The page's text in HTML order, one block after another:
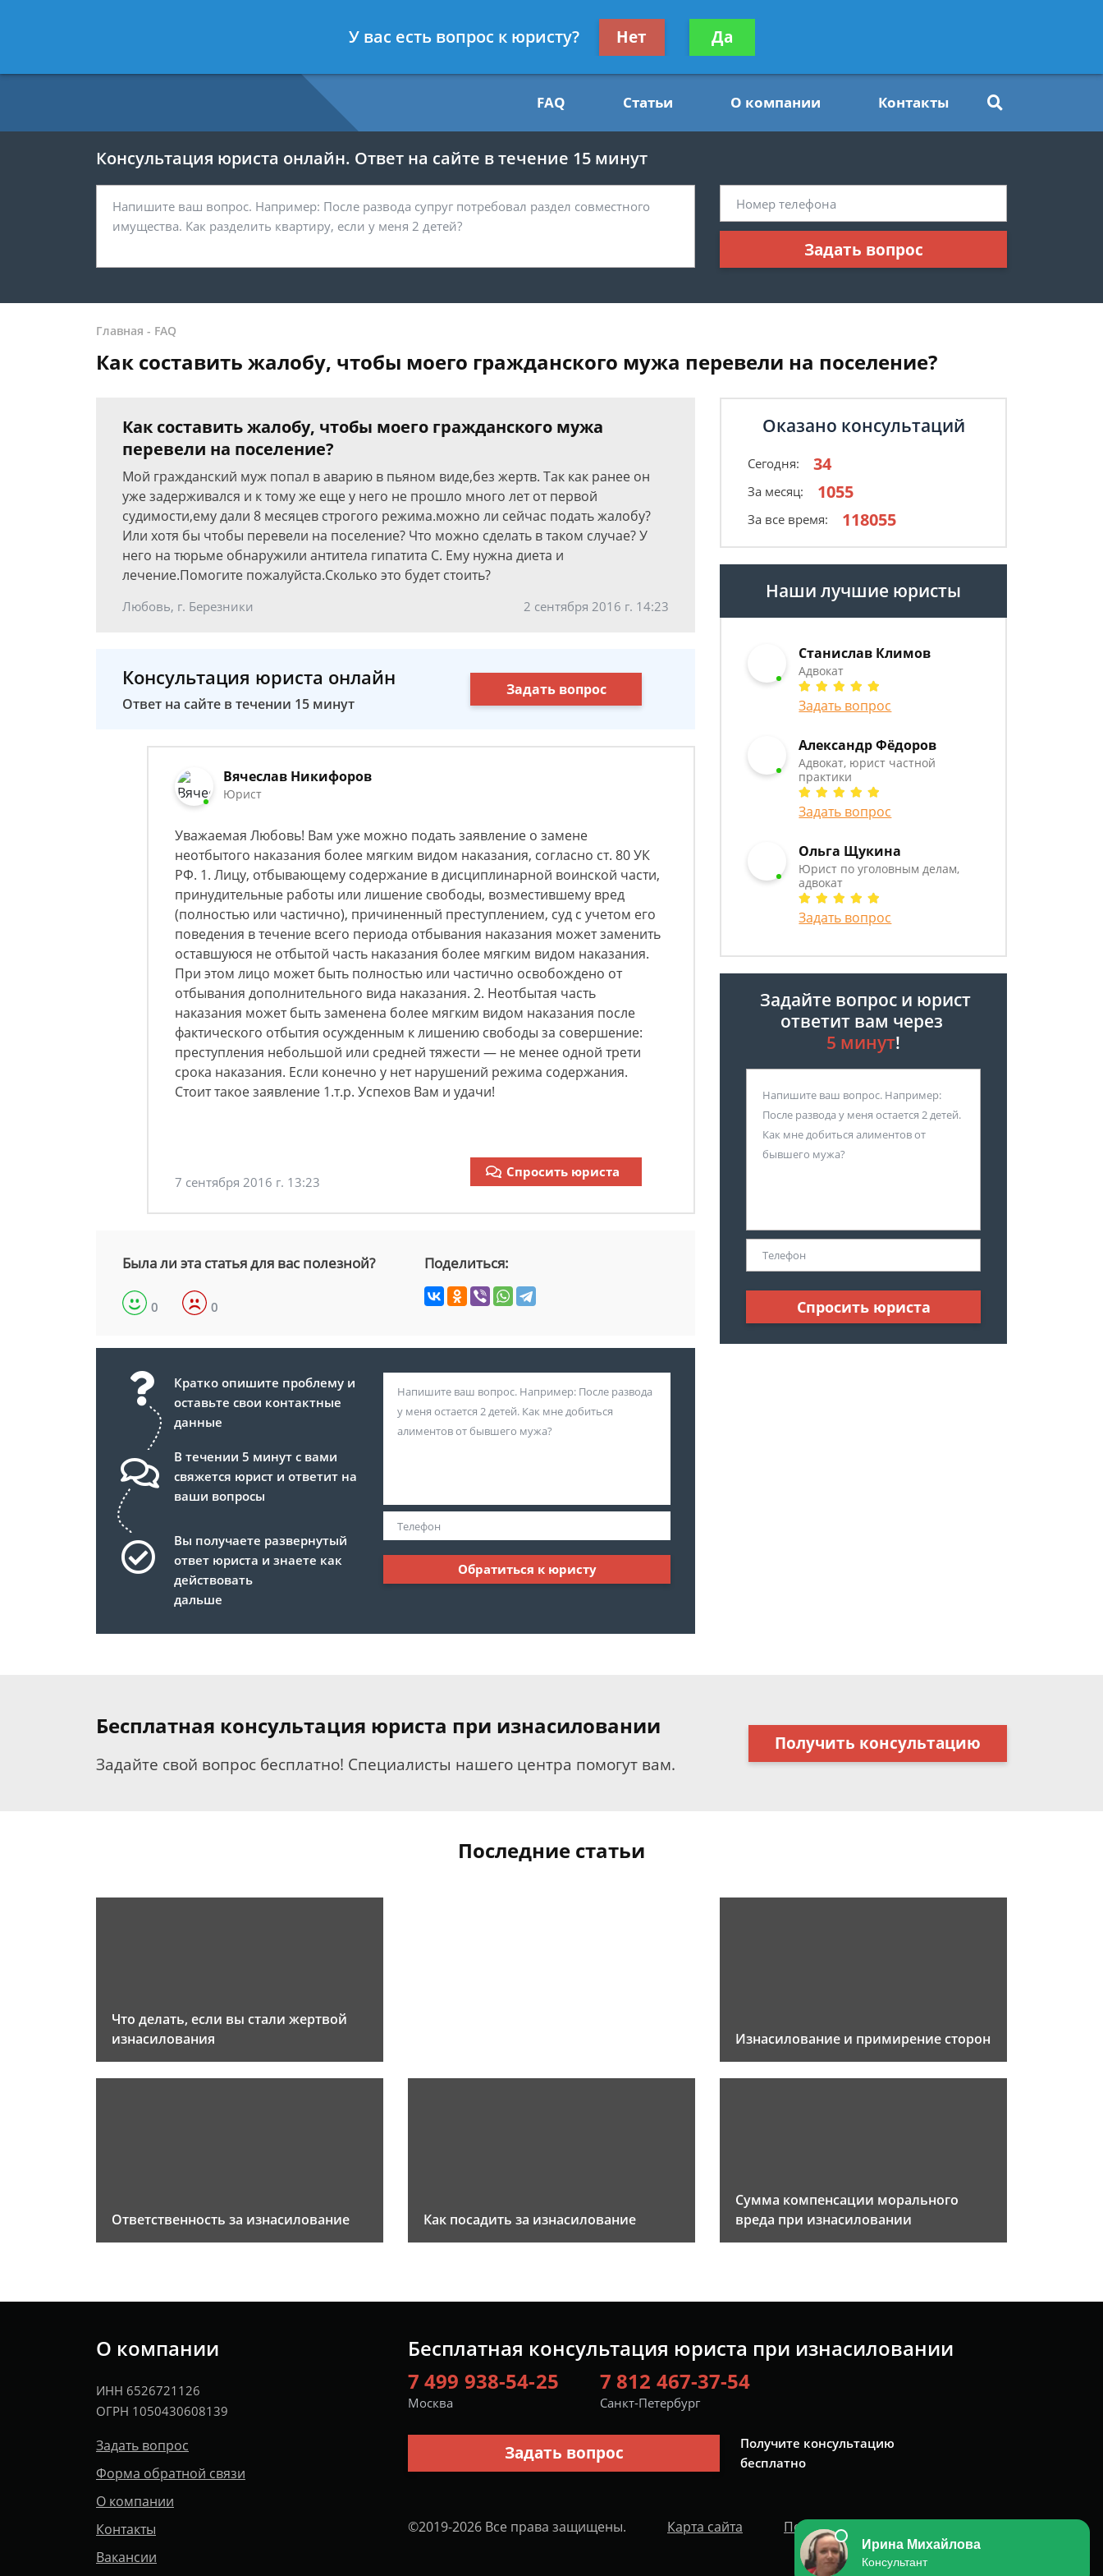
7 812 467-37-54
Получите консультацию
бесплатно
FAQ Статьи О компании Контакты
Консультация юриста онлайн. Ответ на сайте в течение 15 минут
Задать вопрос
Главная - FAQ
Как составить жалобу, чтобы моего гражданского мужа перевели на поселение?
Как составить жалобу, чтобы моего гражданского мужа
перевели на поселение?
Мой гражданский муж попал в аварию в пьяном виде,без жертв. Так как ранее он
уже задерживался и к тому же еще у него не прошло много лет от первой
судимости,ему дали 8 месяцев строгого режима.можно ли сейчас подать жалобу?
Или хотя бы чтобы перевели на поселение? Что можно сделать в таком случае? У
него на тюрьме обнаружили антитела гипатита С. Ему нужна диета и
лечение.Помогите пожалуйста.Сколько это будет стоить?
Любовь, г. Березники 2 сентября 2016 г. 14:23
Консультация юриста онлайн
Ответ на сайте в течении 15 минут
Задать вопрос
Вячеслав Никифоров
Юрист
Уважаемая Любовь! Вам уже можно подать заявление о замене
неотбытого наказания более мягким видом наказания, согласно ст. 80 УК
РФ. 1. Лицу, отбывающему содержание в дисциплинарной воинской части,
принудительные работы или лишение свободы, возместившему вред
(полностью или частично), причиненный преступлением, суд с учетом его
поведения в течение всего периода отбывания наказания может заменить
оставшуюся не отбытой часть наказания более мягким видом наказания.
При этом лицо может быть полностью или частично освобождено от
отбывания дополнительного вида наказания. 2. Неотбытая часть
наказания может быть заменена более мягким видом наказания после
фактического отбытия осужденным к лишению свободы за совершение:
преступления небольшой или средней тяжести — не менее одной трети
срока наказания. Если конечно у нет нарушений режима содержания.
Стоит такое заявление 1.т.р. Успехов Вам и удачи!
7 сентября 2016 г. 13:23
Спросить юриста
Была ли эта статья для вас полезной?
0 0
Поделиться:
Кратко опишите проблему и
оставьте свои контактные
данные
В течении 5 минут с вами
свяжется юрист и ответит на
ваши вопросы
Вы получаете развернутый
ответ юриста и знаете как
действовать
дальше
Обратиться к юристу
Оказано консультаций
Сегодня: 34
За месяц: 1055
За все время: 118055
Наши лучшие юристы
Станислав Климов
Адвокат
Задать вопрос
Александр Фёдоров
Адвокат, юрист частной
практики
Задать вопрос
Ольга Щукина
Юрист по уголовным делам,
адвокат
Задать вопрос
Задайте вопрос и юрист
ответит вам через
5 минут!
Спросить юриста
Бесплатная консультация юриста при изнасиловании
Задайте свой вопрос бесплатно! Специалисты нашего центра помогут вам.
Получить консультацию
Последние статьи
Что делать, если вы стали жертвой
изнасилования
Изнасилование и примирение сторон
Ответственность за изнасилование Как посадить за изнасилование
Сумма компенсации морального
вреда при изнасиловании
О компании
ИНН 6526721126
ОГРН 1050430608139
Задать вопрос
Форма обратной связи
О компании
Контакты
Вакансии
Бесплатная консультация юриста при изнасиловании
7 499 938-54-25
Москва
7 812 467-37-54
Санкт-Петербург
Задать вопрос
Получите консультацию
бесплатно
©2019-2026 Все права защищены. Карта сайта Политика персональных данных
У вас есть вопрос к юристу? Нет Да